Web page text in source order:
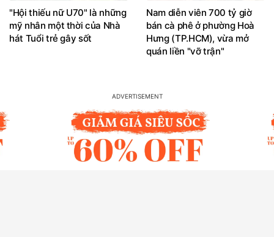
"Hội thiếu nữ U70" là những
mỹ nhân một thời của Nhà
hát Tuổi trẻ gây sốt
Nam diễn viên 700 tỷ giờ
bán cà phê ở phường Hoà
Hưng (TP.HCM), vừa mở
quán liền "vỡ trận"